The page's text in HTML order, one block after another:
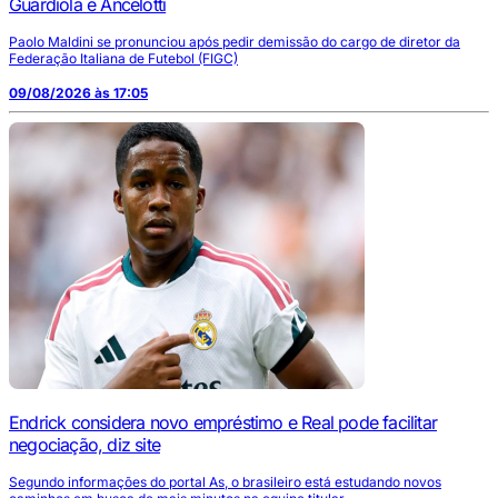
Guardiola e Ancelotti
Paolo Maldini se pronunciou após pedir demissão do cargo de diretor da
Federação Italiana de Futebol (FIGC)
09/08/2026 às 17:05
Endrick considera novo empréstimo e Real pode facilitar
negociação, diz site
Segundo informações do portal As, o brasileiro está estudando novos